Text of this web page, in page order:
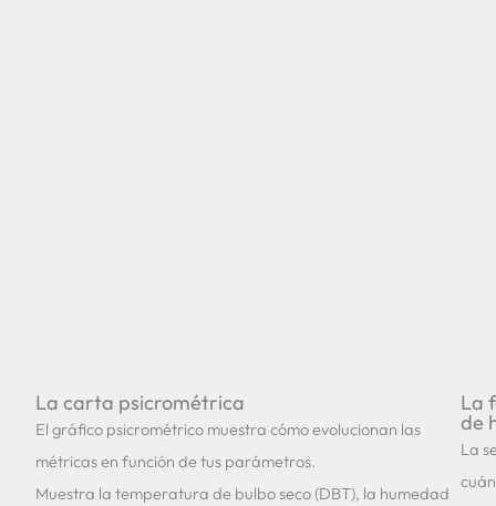
La carta psicrométrica
El gráfico psicrométrico muestra cómo evolucionan las
métricas en función de tus parámetros.
Muestra la temperatura de bulbo seco (DBT), la humedad
La
de
La